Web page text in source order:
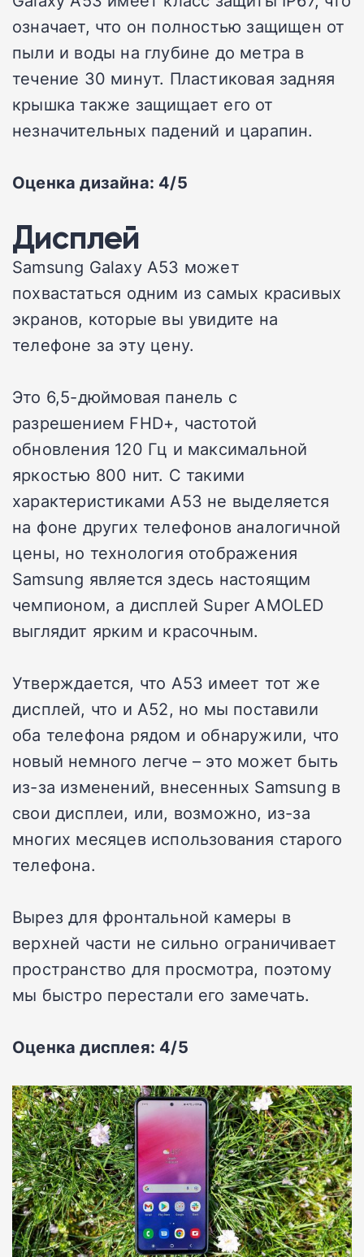
означает, что он полностью защищен от
пыли и воды на глубине до метра в
течение 30 минут. Пластиковая задняя
крышка также защищает его от
незначительных падений и царапин.
Оценка дизайна: 4/5
Дисплей
Samsung Galaxy A53 может
похвастаться одним из самых красивых
экранов, которые вы увидите на
телефоне за эту цену.
Это 6,5-дюймовая панель с
разрешением FHD+, частотой
обновления 120 Гц и максимальной
яркостью 800 нит. С такими
характеристиками A53 не выделяется
на фоне других телефонов аналогичной
цены, но технология отображения
Samsung является здесь настоящим
чемпионом, а дисплей Super AMOLED
выглядит ярким и красочным.
Утверждается, что A53 имеет тот же
дисплей, что и A52, но мы поставили
оба телефона рядом и обнаружили, что
новый немного легче – это может быть
из-за изменений, внесенных Samsung в
свои дисплеи, или, возможно, из-за
многих месяцев использования старого
телефона.
Вырез для фронтальной камеры в
верхней части не сильно ограничивает
пространство для просмотра, поэтому
мы быстро перестали его замечать.
Оценка дисплея: 4/5